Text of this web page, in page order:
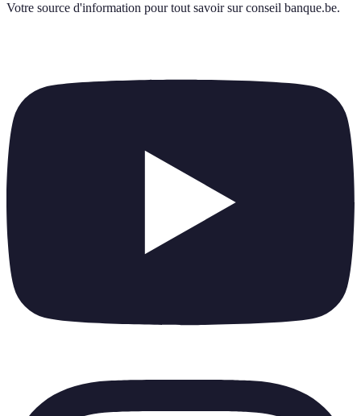
Votre source d'information pour tout savoir sur conseil banque.be.